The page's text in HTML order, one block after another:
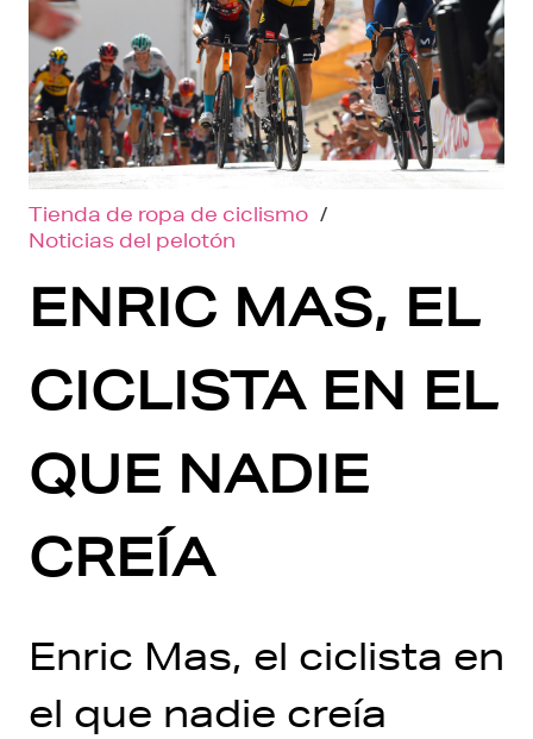
Tienda de ropa de ciclismo /
Noticias del pelotón
ENRIC MAS, EL
CICLISTA EN EL
QUE NADIE
CREÍA
Enric Mas, el ciclista en
el que nadie creía